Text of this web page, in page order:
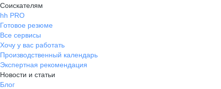
Соискателям
hh PRO
Готовое резюме
Все сервисы
Хочу у вас работать
Производственный календарь
Экспертная рекомендация
Новости и статьи
Блог